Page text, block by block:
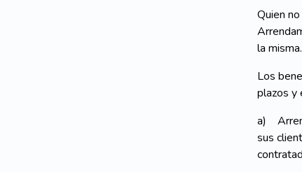
Quien
la misma.
Los
plazos y
a)
sus